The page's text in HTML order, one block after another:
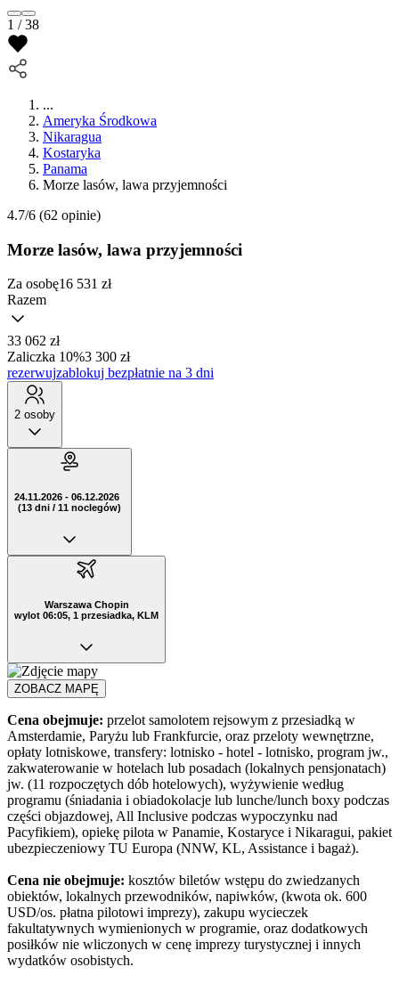
1 / 38
...
Ameryka Środkowa
Nikaragua
Kostaryka
Panama
Morze lasów, lawa przyjemności
4.7/6 (62 opinie)
Morze lasów, lawa przyjemności
Za osobę16 531 zł
Razem
33 062 zł
Zaliczka 10%3 300 zł
rezerwujzablokuj bezpłatnie na 3 dni
2 osoby
24.11.2026 - 06.12.2026
(13 dni / 11 noclegów)
Warszawa Chopin
wylot 06:05, 1 przesiadka, KLM
ZOBACZ MAPĘ
Cena obejmuje: przelot samolotem rejsowym z przesiadką w
Amsterdamie, Paryżu lub Frankfurcie, oraz przeloty wewnętrzne,
opłaty lotniskowe, transfery: lotnisko - hotel - lotnisko, program jw.,
zakwaterowanie w hotelach lub posadach (lokalnych pensjonatach)
jw. (11 rozpoczętych dób hotelowych), wyżywienie według
programu (śniadania i obiadokolacje lub lunche/lunch boxy podczas
części objazdowej, All Inclusive podczas wypoczynku nad
Pacyfikiem), opiekę pilota w Panamie, Kostaryce i Nikaragui, pakiet
ubezpieczeniowy TU Europa (NNW, KL, Assistance i bagaż).
Cena nie obejmuje: kosztów biletów wstępu do zwiedzanych
obiektów, lokalnych przewodników, napiwków, (kwota ok. 600
USD/os. płatna pilotowi imprezy), zakupu wycieczek
fakultatywnych wymienionych w programie, oraz dodatkowych
posiłków nie wliczonych w cenę imprezy turystycznej i innych
wydatków osobistych.